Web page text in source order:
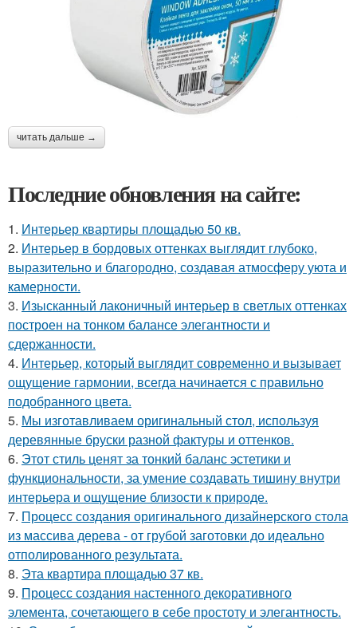
читать дальше →
Последние обновления на сайте:
1. Интерьер квартиры площадью 50 кв.
2. Интерьер в бордовых оттенках выглядит глубоко,
выразительно и благородно, создавая атмосферу уюта и
камерности.
3. Изысканный лаконичный интерьер в светлых оттенках
построен на тонком балансе элегантности и
сдержанности.
4. Интерьер, который выглядит современно и вызывает
ощущение гармонии, всегда начинается с правильно
подобранного цвета.
5. Мы изготавливаем оригинальный стол, используя
деревянные бруски разной фактуры и оттенков.
6. Этот стиль ценят за тонкий баланс эстетики и
функциональности, за умение создавать тишину внутри
интерьера и ощущение близости к природе.
7. Процесс создания оригинального дизайнерского стола
из массива дерева - от грубой заготовки до идеально
отполированного результата.
8. Эта квартира площадью 37 кв.
9. Процесс создания настенного декоративного
элемента, сочетающего в себе простоту и элегантность.